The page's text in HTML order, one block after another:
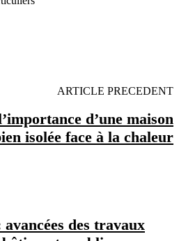
ARTICLE PRECEDENT
d’une maison
isolée face à la chaleur
des travaux